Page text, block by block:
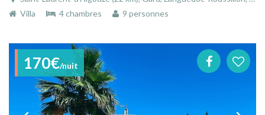
Villa
4 chambres 9 personnes
170€/nuit